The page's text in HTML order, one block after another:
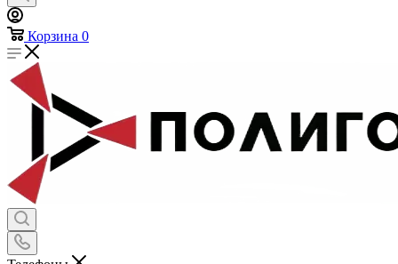
Корзина 0